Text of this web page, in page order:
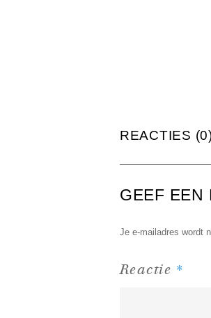
REACTIES
GEEF EEN
Je e-mailadres wordt
Reactie *